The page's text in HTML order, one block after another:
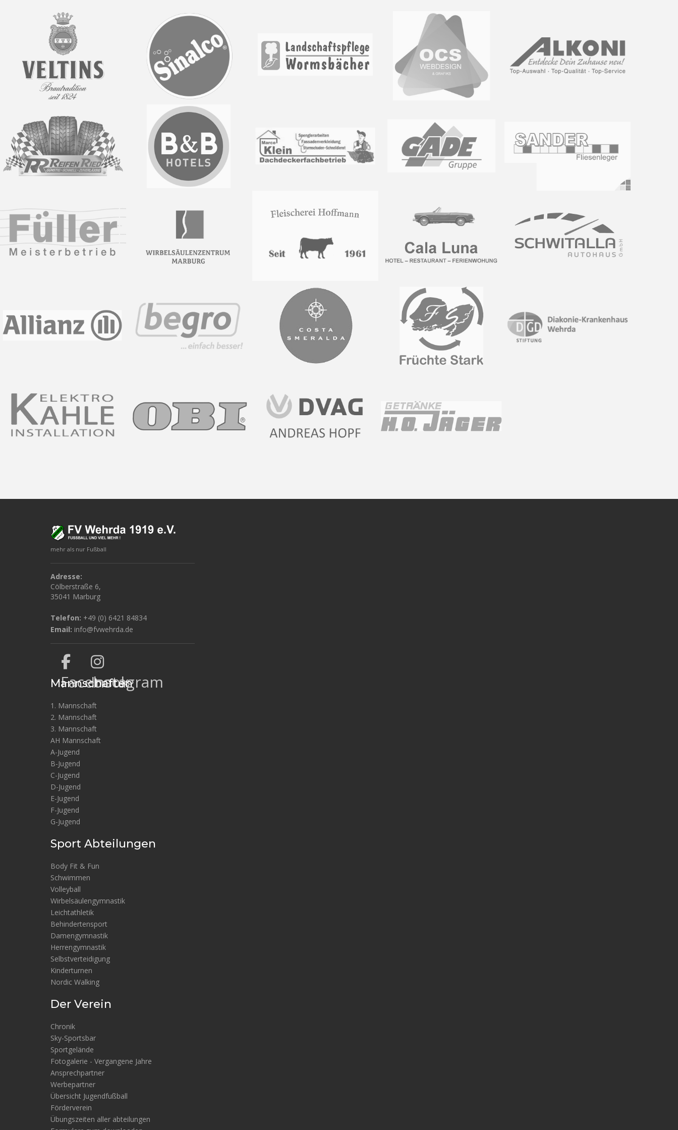
mehr als nur Fußball
Adresse:
Cölberstraße 6,
35041 Marburg
Telefon: +49 (0) 6421 84834
Email: info@fvwehrda.de
Facebook
Instagram
Mannschaften
1. Mannschaft
2. Mannschaft
3. Mannschaft
AH Mannschaft
A-Jugend
B-Jugend
C-Jugend
D-Jugend
E-Jugend
F-Jugend
G-Jugend
Sport Abteilungen
Body Fit & Fun
Schwimmen
Volleyball
Wirbelsäulengymnastik
Leichtathletik
Behindertensport
Damengymnastik
Herrengymnastik
Selbstverteidigung
Kinderturnen
Nordic Walking
Der Verein
Chronik
Sky-Sportsbar
Sportgelände
Fotogalerie - Vergangene Jahre
Ansprechpartner
Werbepartner
Übersicht Jugendfußball
Förderverein
Übungszeiten aller abteilungen